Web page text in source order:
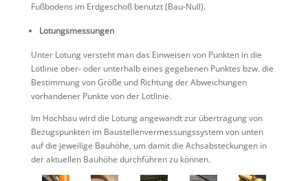
Fußbo­dens im Erdge­schoß benutzt (Bau-Null).
Lotungsmessungen
Unter Lotung versteht man das Einweisen von Punkten in die
Lotlinie ober- oder unter­halb eines gegebenen Punktes bzw. die
Bestim­mung von Größe und Richtung der Abwei­chungen
vorhan­dener Punkte von der Lotlinie.
Im Hochbau wird die Lotung angewandt zur übertra­gung von
Bezugs­punkten im Baustel­len­ver­mes­sungs­system von unten
auf die jewei­lige Bauhöhe, um damit die Achsab­ste­ckungen in
der aktuellen Bauhöhe durch­führen zu können.